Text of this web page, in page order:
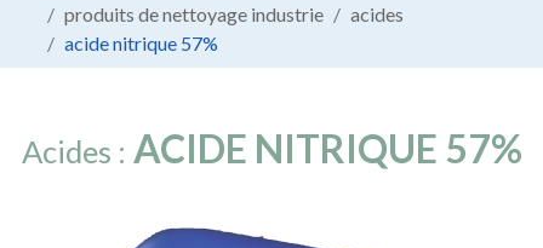
produits de nettoyage industrie
acides
acide nitrique 57%
Acides : ACIDE NITRIQUE 57%